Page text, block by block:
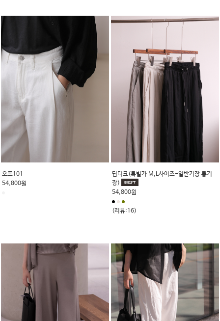
오프101
54,800원
딥디크(특별가 M,L사이즈-일반기장 롱기
장)
54,800원
(리뷰:16)